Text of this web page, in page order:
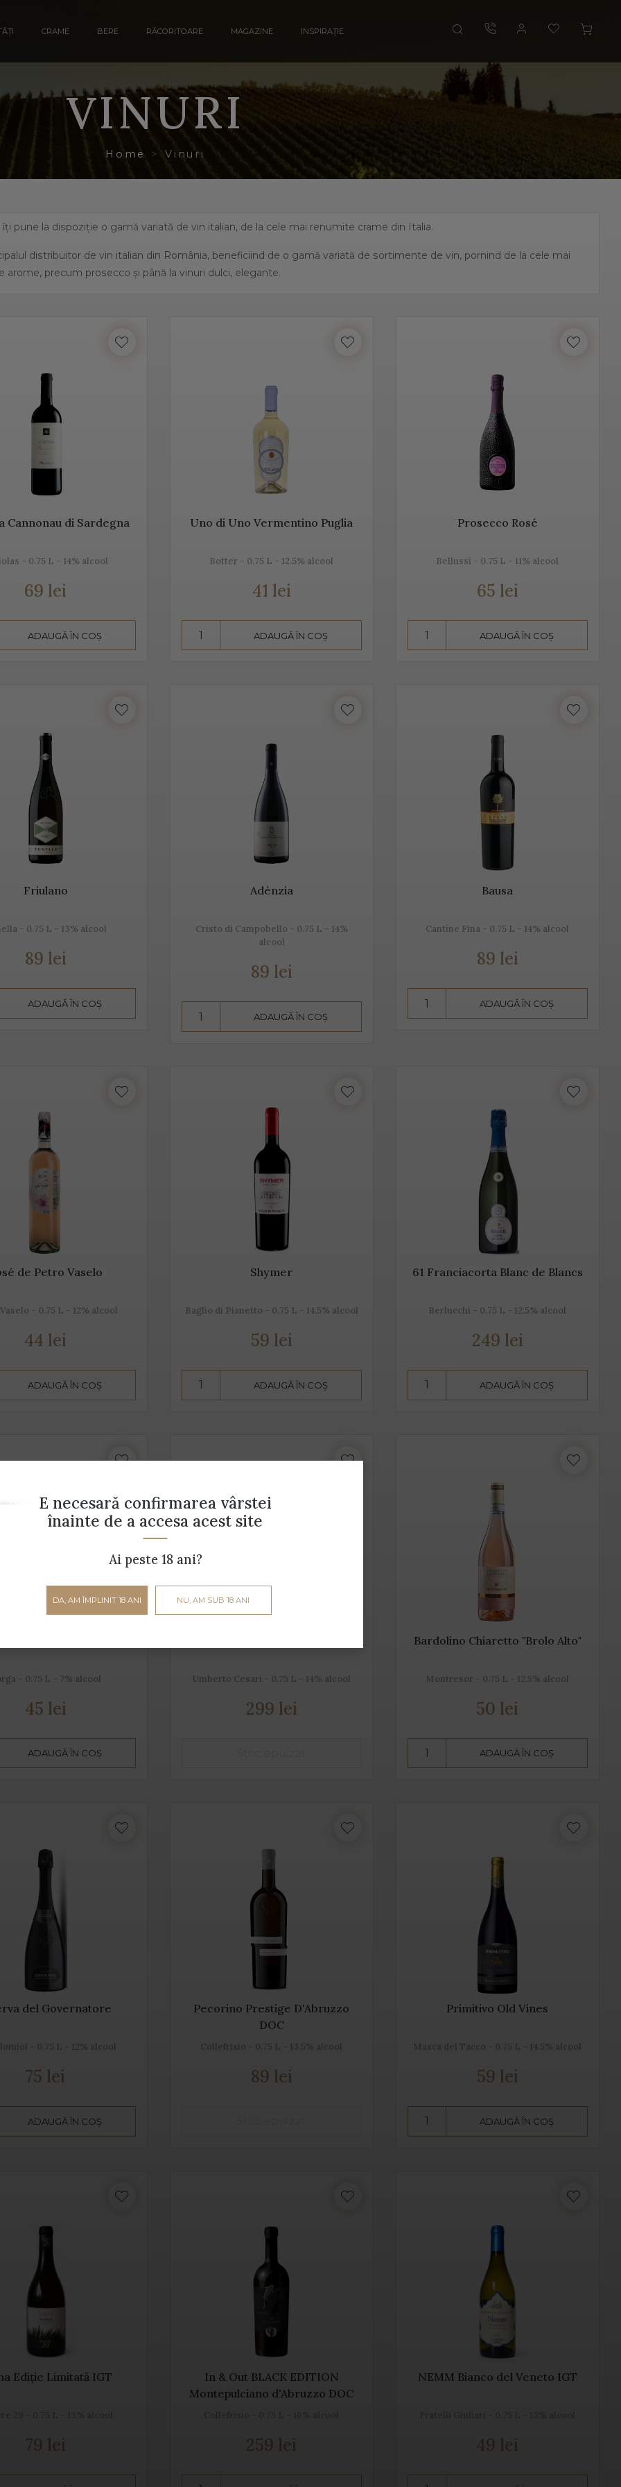
CRAME BERE RĂCORITOARE MAGAZINE INSPIRAȚIE
VINURI
Home Vinuri
îți pune la dispoziție o gamă variată de vin italian, de la cele mai renumite crame din Italia.
distribuitor de vin italian din România, beneficiind de o gamă variată de sortimente de vin, pornind de la cele mai
arome, precum prosecco și până la vinuri dulci, elegante.
un vin spumant rafinat, cunoscut în Italia dar și în întreaga lume. Vino Italia aduce Prosecco la tine acasă, chiar din
este fabricat și asta pentru că ne dorim să vă facem cunoștință cu tradiția, cu locul, cu gustul, dar mai ales cu
cel mai cunoscut vin spumant din Italia. E adesea comparat cu Champagne, însă ele diferă datorită modului de
mai mult decât „bule”, mai mult decât vin spumant, înseamnă aromă și gust deosebit, dar și un proces de
realizat din diferite sortimente de struguri, însă Glera este de departe cel mai cunoscut. Unii producători, mai
lângă Glera și alte soiuri de struguri, precum: Verdiso, Bianchetta Trevigiana, Perera, Glera lunga, Chardonnay, Pinot
Grigio sau Pinot Nero.
Prosecco provine de la locul de origine - satul Prosecco, situat foarte aproape de Trieste. Peste 50% din producția de
din acele locuri, mai exact din regiunile Conegliano și Valdobbiadene, acolo unde sunt peste 150 de producători.
s-au asociat într-un Consorțiu pentru a proteja acest vin spumant italian, cunoscut sub această denumire.
un vin cunoscut pentru prospețime, este un vin care nu fermentează după îmbuteliere și care se consumă de regulă,
Are un conținut scăzut de alcool, astfel că este preferat atât de bărbați, cât și de femei.
cu pereți înalți, subțiri, rece, temperatura ideală de servire fiind 2-3 grade C. Am putea spune despre Prosecco că
care îl poate oferi între dulceața fructelor și aciditatea băuturii.
Cannonau di Sardegna
- 0.75 L - 14% alcool
69 lei
ADAUGĂ ÎN COȘ
Uno di Uno Vermentino Puglia
Botter - 0.75 L - 12.5% alcool
41 lei
ADAUGĂ ÎN COȘ
Prosecco Rosé
Bellussi - 0.75 L - 11% alcool
65 lei
ADAUGĂ ÎN COȘ
Friulano
- 0.75 L - 13% alcool
89 lei
ADAUGĂ ÎN COȘ
Adènzia
Cristo di Campobello - 0.75 L - 14%
alcool
89 lei
ADAUGĂ ÎN COȘ
Bausa
Cantine Fina - 0.75 L - 14% alcool
89 lei
ADAUGĂ ÎN COȘ
de Petro Vaselo
- 0.75 L - 12% alcool
44 lei
ADAUGĂ ÎN COȘ
Shymer
Baglio di Pianetto - 0.75 L - 14.5% alcool
59 lei
ADAUGĂ ÎN COȘ
61 Franciacorta Blanc de Blancs
Berlucchi - 0.75 L - 12.5% alcool
249 lei
ADAUGĂ ÎN COȘ
- 0.75 L - 7% alcool
45 lei
ADAUGĂ ÎN COȘ
Umberto Cesari - 0.75 L - 14% alcool
299 lei
Bardolino Chiaretto "Brolo Alto"
Montresor - 0.75 L - 12.5% alcool
50 lei
ADAUGĂ ÎN COȘ
del Governatore
- 0.75 L - 12% alcool
75 lei
ADAUGĂ ÎN COȘ
Pecorino Prestige D'Abruzzo
DOC
Collefrisio - 0.75 L - 13.5% alcool
89 lei
Primitivo Old Vines
Masca del Tacco - 0.75 L - 14.5% alcool
59 lei
ADAUGĂ ÎN COȘ
Ediție Limitată IGT
79 lei
In & Out BLACK EDITION
Montepulciano d'Abruzzo DOC
259 lei
NEMM Bianco del Veneto IGT
49 lei
E necesară confirmarea vârstei
înainte de a accesa acest site
Ai peste 18 ani?
DA, AM ÎMPLINIT 18 ANI NU, AM SUB 18 ANI